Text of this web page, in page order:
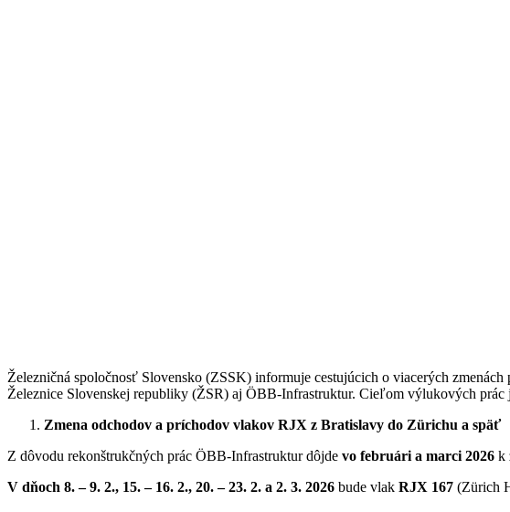
Železničná spoločnosť Slovensko (ZSSK) informuje cestujúcich o viacerých
Železnice Slovenskej republiky (ŽSR) aj ÖBB-Infrastruktur. Cieľom výlukových prác
Zmena odchodov a príchodov vlakov RJX z Bratislavy do Zürichu a späť
Z dôvodu rekonštrukčných prác ÖBB-Infrastruktur dôjde vo februári a marci 2026 k
V dňoch 8. – 9. 2., 15. – 16. 2., 20. – 23. 2. a 2. 3. 2026 bude vlak RJX 167 (Zürich